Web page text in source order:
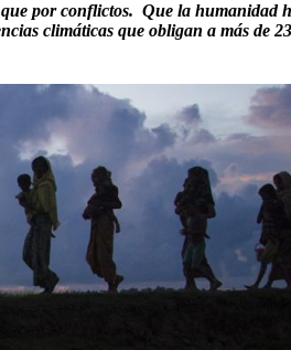
por conflictos. Que la humanidad
climáticas que obligan a más de